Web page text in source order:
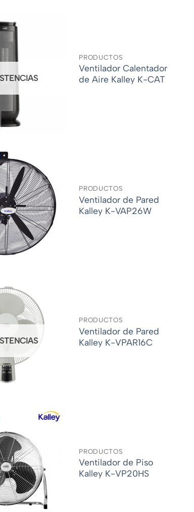
PRODUCTOS
Ventilador Calentador
de Aire Kalley K-CAT
PRODUCTOS
Ventilador de Pared
Kalley K-VAP26W
PRODUCTOS
Ventilador de Pared
Kalley K-VPAR16C
PRODUCTOS
Ventilador de Piso
Kalley K-VP20HS